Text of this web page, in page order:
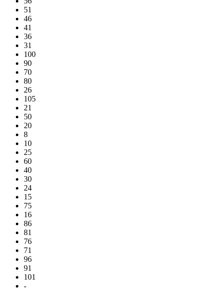
51
46
41
36
31
100
90
70
80
26
105
21
50
20
8
10
25
60
40
30
24
15
75
16
86
81
76
71
96
91
101
-